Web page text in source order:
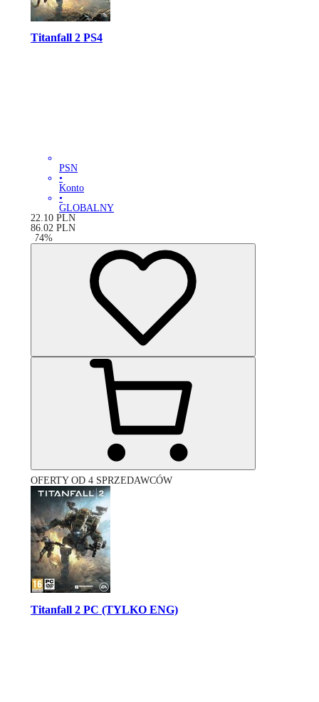
Titanfall 2 PS4
PSN
•
Konto
•
GLOBALNY
22.10 PLN
86.02 PLN
-74%
OFERTY OD 4 SPRZEDAWCÓW
Titanfall 2 PC (TYLKO ENG)